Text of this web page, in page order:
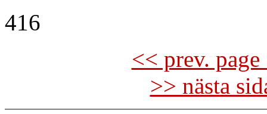
416
<< prev.
>> nästa